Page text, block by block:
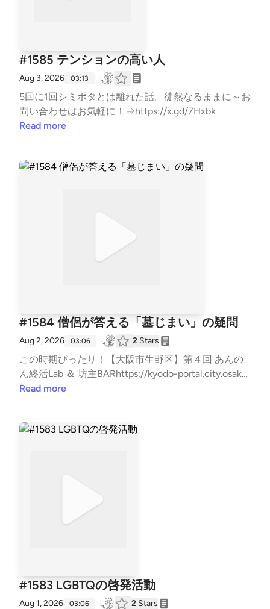
#1585 テンションの高い人
Aug 3, 2026 03:13
5回に1回シミポタとは離れた話。徒然なるままに～お
問い合わせはお気軽に！⇒⁠⁠⁠⁠⁠⁠⁠⁠⁠⁠⁠⁠⁠⁠⁠⁠⁠⁠⁠⁠⁠⁠⁠⁠⁠⁠⁠⁠⁠⁠⁠⁠⁠⁠⁠⁠⁠⁠⁠⁠⁠⁠⁠⁠⁠⁠⁠⁠⁠⁠⁠⁠⁠⁠⁠⁠⁠⁠⁠⁠⁠⁠⁠⁠⁠⁠⁠⁠⁠⁠⁠⁠⁠⁠⁠⁠⁠⁠⁠⁠⁠⁠⁠⁠⁠⁠⁠⁠⁠⁠⁠⁠⁠⁠⁠⁠⁠⁠⁠⁠⁠⁠⁠⁠⁠⁠⁠⁠⁠⁠⁠⁠⁠⁠⁠⁠⁠⁠⁠⁠⁠⁠⁠⁠⁠⁠⁠⁠⁠⁠⁠⁠⁠⁠⁠⁠⁠⁠⁠⁠⁠⁠⁠⁠⁠⁠⁠⁠⁠⁠⁠⁠⁠⁠⁠⁠⁠⁠⁠⁠⁠⁠⁠⁠⁠⁠⁠⁠⁠⁠⁠⁠⁠⁠⁠⁠⁠⁠⁠⁠⁠⁠⁠⁠⁠⁠⁠⁠⁠⁠⁠⁠⁠⁠⁠⁠⁠⁠⁠⁠⁠⁠⁠⁠⁠⁠⁠⁠⁠⁠⁠⁠⁠⁠⁠⁠⁠⁠⁠⁠⁠⁠⁠⁠⁠⁠⁠⁠⁠⁠⁠⁠⁠⁠⁠⁠⁠⁠⁠⁠⁠⁠⁠⁠⁠⁠⁠⁠⁠⁠⁠⁠⁠⁠⁠⁠⁠⁠⁠⁠⁠⁠⁠⁠⁠⁠⁠⁠⁠⁠⁠⁠⁠⁠⁠⁠⁠⁠⁠⁠⁠⁠⁠⁠⁠⁠⁠⁠⁠⁠⁠⁠⁠⁠⁠⁠⁠⁠⁠⁠⁠⁠⁠⁠⁠⁠⁠⁠⁠⁠⁠⁠⁠⁠⁠⁠⁠⁠⁠⁠⁠⁠⁠⁠⁠⁠⁠⁠⁠⁠⁠⁠⁠⁠⁠⁠⁠⁠⁠⁠⁠⁠⁠⁠⁠⁠⁠⁠⁠⁠⁠⁠⁠⁠⁠⁠⁠⁠⁠⁠⁠⁠⁠⁠⁠⁠⁠⁠⁠⁠⁠⁠⁠⁠⁠⁠⁠⁠⁠⁠⁠⁠⁠⁠⁠⁠⁠⁠⁠⁠⁠⁠⁠⁠⁠⁠⁠⁠⁠⁠⁠⁠⁠⁠⁠⁠⁠⁠⁠⁠⁠⁠⁠⁠⁠⁠⁠⁠⁠⁠⁠⁠⁠⁠⁠⁠⁠⁠⁠⁠⁠⁠⁠⁠⁠⁠⁠⁠⁠⁠⁠⁠⁠⁠⁠⁠⁠⁠⁠⁠⁠⁠⁠https://x.gd/7Hxbk⁠⁠⁠⁠⁠⁠⁠⁠⁠⁠⁠⁠⁠⁠⁠⁠⁠⁠⁠⁠⁠⁠⁠⁠⁠⁠⁠⁠⁠⁠⁠⁠⁠⁠⁠⁠⁠⁠⁠⁠⁠⁠⁠⁠⁠⁠⁠⁠⁠⁠⁠⁠⁠⁠⁠⁠⁠⁠⁠⁠⁠⁠⁠⁠⁠⁠⁠⁠⁠⁠⁠⁠⁠⁠⁠
Read more
#1584 僧侶が答える「墓じまい」の疑問
Aug 2, 2026 03:06 2 Stars
この時期ぴったり！【大阪市生野区】第４回 あんの
ん終活Lab ＆ 坊主BARhttps://kyodo-portal.city.osaka.j
p/event/24000039367/?mode=poお問い合わせはお
Read more
#1583 LGBTQの啓発活動
Aug 1, 2026 03:06 2 Stars